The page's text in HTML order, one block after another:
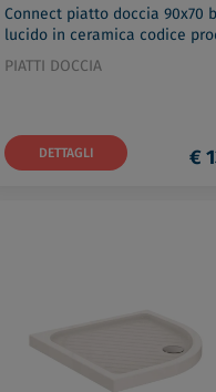
Connect piatto doccia 90x70
lucido in ceramica codice
T267001
PIATTI DOCCIA
DETTAGLI €